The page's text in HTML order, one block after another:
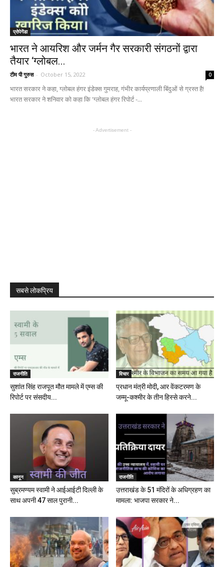
प्रोपेगेंडा
भारत ने आयरिश और जर्मन गैर सरकारी संगठनों द्वारा
तैयार ‘ग्लोबल...
टीम पी गुरुस - October 15, 2022 0
भारत सरकार ने कहा, ग्लोबल हंगर इंडेक्स गुमराह, गंभीर कार्यप्रणाली बिंदुओं से ग्रस्त है!
भारत सरकार ने शनिवार को कहा कि 'ग्लोबल हंगर रिपोर्ट -...
- Advertisement -
सबसे लोकप्रिय
राजनीति
सुशांत सिंह राजपूत मौत मामले में एम्स की
रिपोर्ट पर संसदीय...
विचार
प्रधान मंत्री मोदी, आर वेंकटरमण के
जम्मू-कश्मीर के तीन हिस्से करने...
कानून
सुब्रमण्यम स्वामी ने आईआईटी दिल्ली के
साथ अपनी 47 साल पुरानी...
राजनीति
उत्तराखंड के 51 मंदिरों के अधिग्रहण का
मामला: भाजपा सरकार ने...